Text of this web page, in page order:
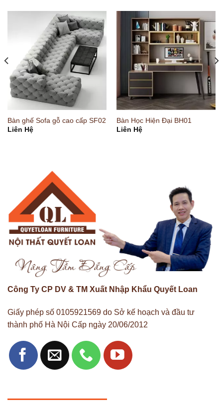
Bàn ghế Sofa gỗ cao cấp SF02
Liên Hệ
Bàn Học Hiện Đại BH01
Liên Hệ
Công Ty CP DV & TM Xuất Nhập Khẩu Quyết Loan
Giấy phép số 0105921569 do Sở kế hoạch và đầu tư
thành phố Hà Nội Cấp ngày 20/06/2012